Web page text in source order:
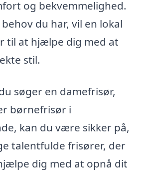
og bekvemmelighed.
du har, vil en lokal
til at hjælpe dig med at
stil.
søger en damefrisør,
børnefrisør i
kan du være sikker på,
talentfulde frisører, der
dig med at opnå dit